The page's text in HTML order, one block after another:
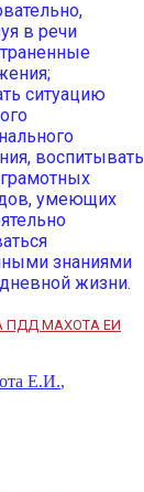
в речи
ситуацию
воспитывать
умеющих
знаниями
жизни.
ПДД МАХОТА ЕИ
Е.И.,